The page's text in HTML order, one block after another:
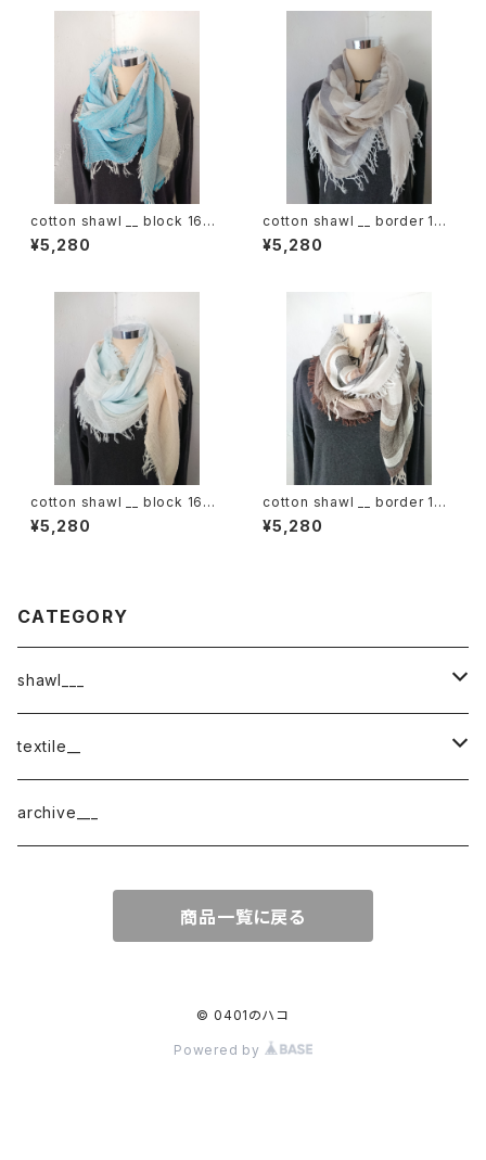
cotton shawl __ block 160
浅葱w
¥5,280
cotton shawl __ border 160
鳴砂w
¥5,280
cotton shawl __ block 160
朝朗w
¥5,280
cotton shawl __ border 160
春泥w
¥5,280
CATEGORY
shawl___
cotton
border
cotton × wool
textile__
織物
archive___
商品一覧に戻る
© 0401のハコ
Powered by